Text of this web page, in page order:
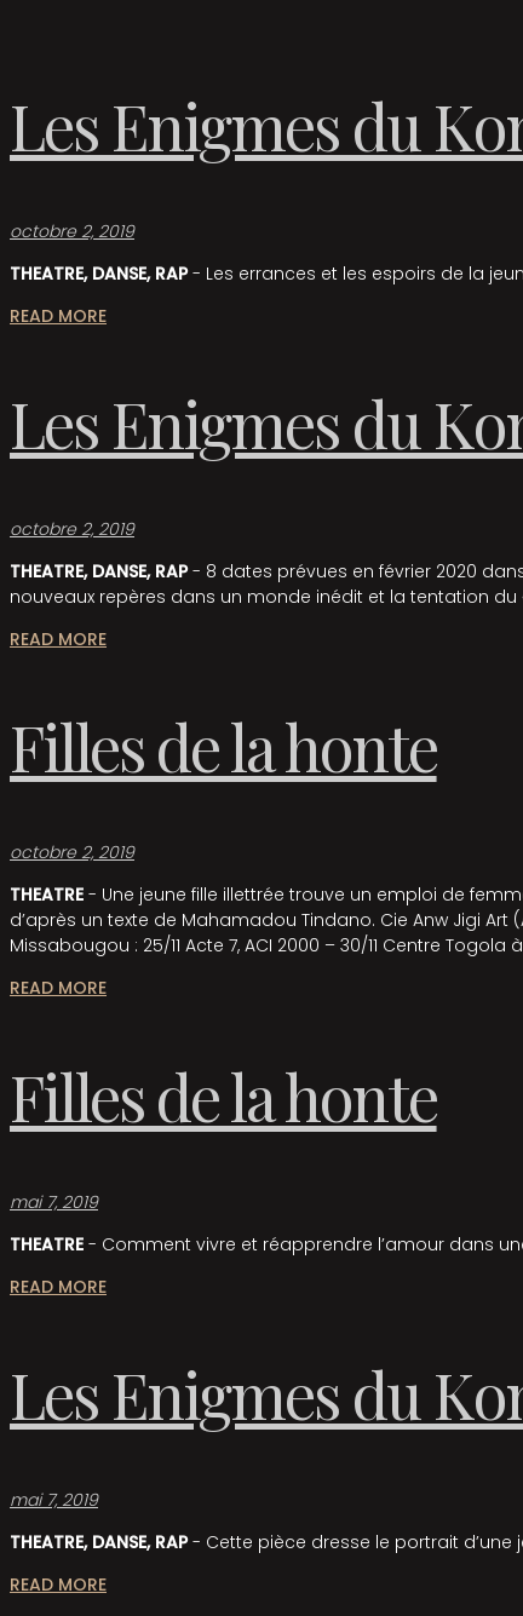
Les Enigmes du
octobre 2, 2019
THEATRE, DANSE, RAP- Les errances et les espoirs de la
READ MORE
Les Enigmes du
octobre 2, 2019
THEATRE, DANSE, RAP- 8 dates prévues en février 2020
nouveaux repères dans un monde inédit et la tentation du
READ MORE
Filles de la honte
octobre 2, 2019
THEATRE - Une jeune fille illettrée trouve un emploi de
d’après un texte de Mahamadou Tindano. Cie Anw Jigi Art
Missabougou : 25/11 Acte 7, ACI 2000 – 30/11 Centre Togola
READ MORE
Filles de la honte
mai 7, 2019
THEATRE - Comment vivre et réapprendre l’amour dans
READ MORE
Les Enigmes du
mai 7, 2019
THEATRE, DANSE, RAP- Cette pièce dresse le portrait d’une
READ MORE